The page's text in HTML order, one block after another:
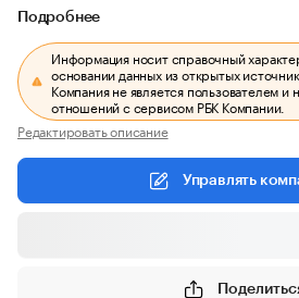
Подробнее
Информация носит справочный
основании данных из открытых
Компания не является пользователем и
отношений с сервисом РБК Компании.
Редактировать описание
Управлять